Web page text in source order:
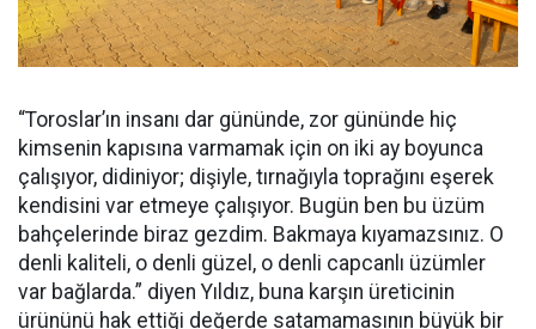
“Toroslar’ın insanı dar gününde, zor gününde hiç
kimsenin kapısına varmamak için on iki ay boyunca
çalışıyor, didiniyor; dişiyle, tırnağıyla toprağını eşerek
kendisini var etmeye çalışıyor. Bugün ben bu üzüm
bahçelerinde biraz gezdim. Bakmaya kıyamazsınız. O
denli kaliteli, o denli güzel, o denli capcanlı üzümler
var bağlarda.” diyen Yıldız, buna karşın üreticinin
ürününü hak ettiği değerde satamamasının büyük bir